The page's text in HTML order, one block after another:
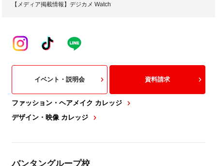
【メディア掲載情報】デジカメ Watch
ファッション・ヘアメイク カレッジ
デザイン・映像 カレッジ
イベント・説明会 資料請求
バンタングループ校